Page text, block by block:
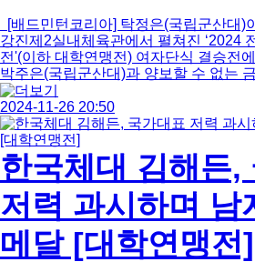
[배드민턴코리아] 탁정은(국립군산대)
강진제2실내체육관에서 펼쳐진 ‘2024
전'(이하 대학연맹전) 여자단식 결승전
박주은(국립군산대)과 양보할 수 없는
2024-11-26 20:50
한국체대 김해든,
저력 과시하며 남
메달 [대학연맹전]